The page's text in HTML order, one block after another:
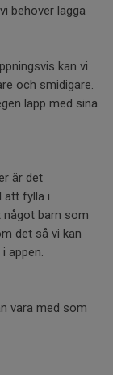
behöver lägga
kan vi
och smidigare.
lapp med sina
är det
att fylla i
barn som
det så vi kan
appen.
vara med som